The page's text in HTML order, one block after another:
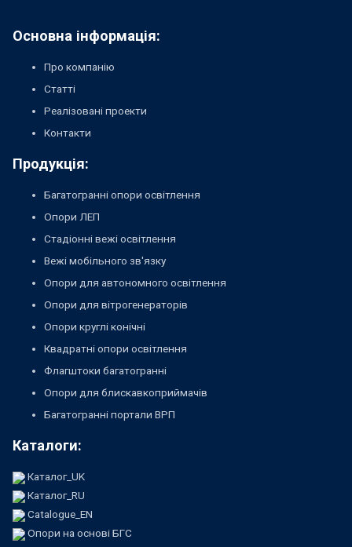
Основна інформація:
Про компанію
Статті
Реалізовані проекти
Контакти
Продукція:
Багатогранні опори освітлення
Опори ЛЕП
Стадіонні вежі освітлення
Вежі мобільного зв'язку
Опори для автономного освітлення
Опори для вітрогенераторів
Опори круглі конічні
Квадратні опори освітлення
Флагштоки багатогранні
Опори для блискавкоприймачів
Багатогранні портали ВРП
Каталоги:
Каталог_UK
Каталог_RU
Catalogue_EN
Опори на основі БГС